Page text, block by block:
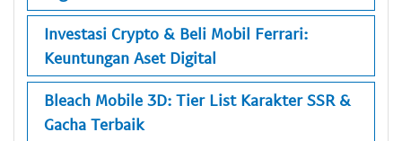
Investasi Crypto & Beli Mobil Ferrari:
Keuntungan Aset Digital
Bleach Mobile 3D: Tier List Karakter SSR &
Gacha Terbaik